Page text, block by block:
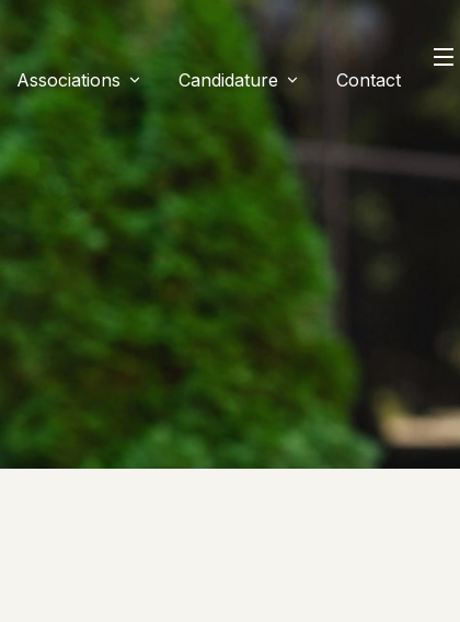
Associations
Association Sportive
A.P.E.L
Candidature Contact